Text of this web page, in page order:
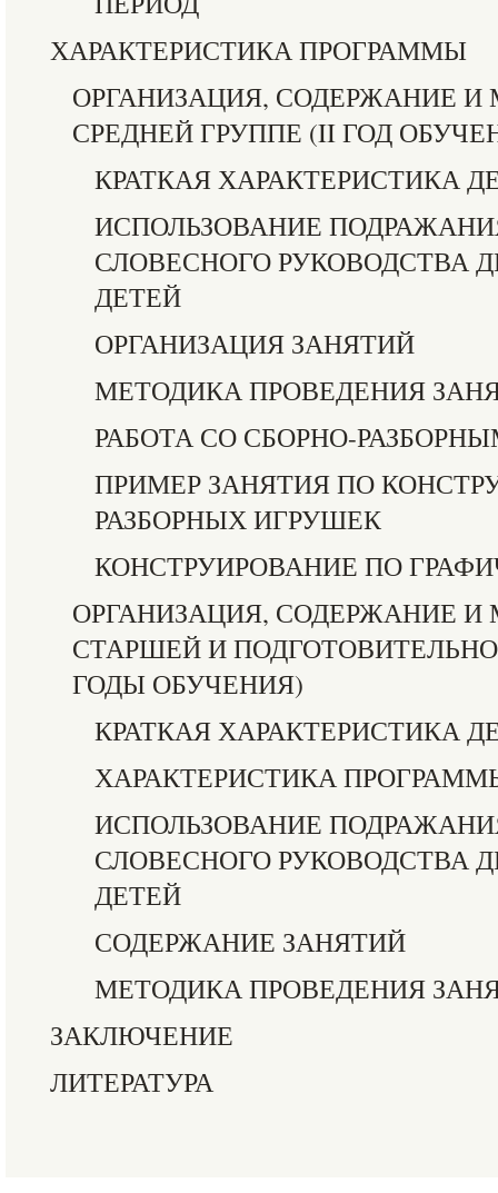
ХАРАКТЕРИСТИКА ПРОГРАММЫ
ОРГАНИЗАЦИЯ, СОДЕРЖАНИЕ
СРЕДНЕЙ ГРУППЕ (II ГОД
КРАТКАЯ ХАРАКТЕРИСТИКА
ИСПОЛЬЗОВАНИЕ
СЛОВЕСНОГО РУКОВОДСТВА
ДЕТЕЙ
ОРГАНИЗАЦИЯ ЗАНЯТИЙ
МЕТОДИКА ПРОВЕДЕНИЯ
РАБОТА СО СБОРНО-
ПРИМЕР ЗАНЯТИЯ ПО
РАЗБОРНЫХ ИГРУШЕК
КОНСТРУИРОВАНИЕ ПО
ОРГАНИЗАЦИЯ, СОДЕРЖАНИЕ
СТАРШЕЙ И
ГОДЫ ОБУЧЕНИЯ)
КРАТКАЯ ХАРАКТЕРИСТИКА
ХАРАКТЕРИСТИКА
ИСПОЛЬЗОВАНИЕ
СЛОВЕСНОГО РУКОВОДСТВА
ДЕТЕЙ
СОДЕРЖАНИЕ ЗАНЯТИЙ
МЕТОДИКА ПРОВЕДЕНИЯ
ЗАКЛЮЧЕНИЕ
ЛИТЕРАТУРА